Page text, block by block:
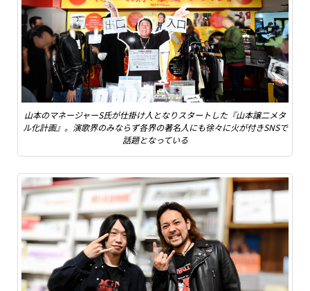
山本のマネージャーS氏が仕掛け人となりスタートした『山本譲二メタ
ル化計画』。演歌界のみならず各界の著名人にも徐々に火が付きSNSで
話題となっている